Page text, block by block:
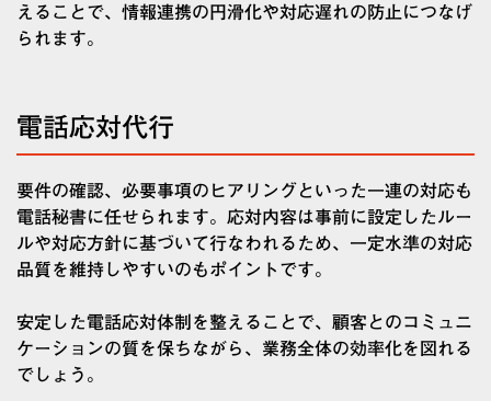
えることで、情報連携の円滑化や対応遅れの防止につなげ
られます。
電話応対代行
要件の確認、必要事項のヒアリングといった一連の対応も
電話秘書に任せられます。応対内容は事前に設定したルー
ルや対応方針に基づいて行なわれるため、一定水準の対応
品質を維持しやすいのもポイントです。
安定した電話応対体制を整えることで、顧客とのコミュニ
ケーションの質を保ちながら、業務全体の効率化を図れる
でしょう。